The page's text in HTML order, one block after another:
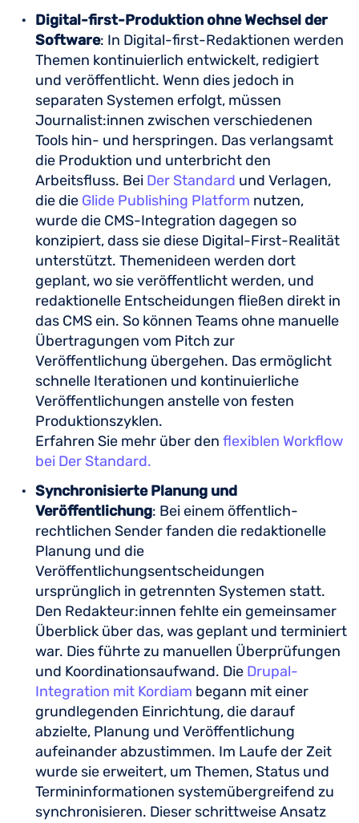
Digital-first-Produktion ohne Wechsel der
Software: In Digital-first-Redaktionen werden
Themen kontinuierlich entwickelt, redigiert
und veröffentlicht. Wenn dies jedoch in
separaten Systemen erfolgt, müssen
Journalist:innen zwischen verschiedenen
Tools hin- und herspringen. Das verlangsamt
die Produktion und unterbricht den
Arbeitsfluss. Bei Der Standard und Verlagen,
die die Glide Publishing Platform nutzen,
wurde die CMS-Integration dagegen so
konzipiert, dass sie diese Digital-First-Realität
unterstützt. Themenideen werden dort
geplant, wo sie veröffentlicht werden, und
redaktionelle Entscheidungen fließen direkt in
das CMS ein. So können Teams ohne manuelle
Übertragungen vom Pitch zur
Veröffentlichung übergehen. Das ermöglicht
schnelle Iterationen und kontinuierliche
Veröffentlichungen anstelle von festen
Produktionszyklen.
Erfahren Sie mehr über den flexiblen Workflow
bei Der Standard.
Synchronisierte Planung und
Veröffentlichung: Bei einem öffentlich-
rechtlichen Sender fanden die redaktionelle
Planung und die
Veröffentlichungsentscheidungen
ursprünglich in getrennten Systemen statt.
Den Redakteur:innen fehlte ein gemeinsamer
Überblick über das, was geplant und terminiert
war. Dies führte zu manuellen Überprüfungen
und Koordinationsaufwand. Die Drupal-
Integration mit Kordiam begann mit einer
grundlegenden Einrichtung, die darauf
abzielte, Planung und Veröffentlichung
aufeinander abzustimmen. Im Laufe der Zeit
wurde sie erweitert, um Themen, Status und
Termininformationen systemübergreifend zu
synchronisieren. Dieser schrittweise Ansatz